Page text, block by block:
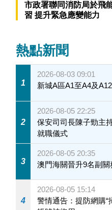
市政署聯同消防局於飛
習 提升緊急應變能力
熱點新聞
1
2026-08-03 09:01
新城A區A1至A4及
2
2026-08-05 22:25
保安司司長陳子勁主
就職儀式
3
2026-08-05 20:35
澳門海關晉升9名副關
4
2026-08-05 15:14
警情通告：提防網購“